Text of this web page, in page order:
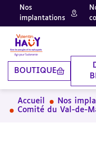
Aller
contenu
principal
Aller
pied
de
page
Aller
la
recherche
Nos
implantations
BOUTIQUE
Accueil
Nos
Comité du Val-de-